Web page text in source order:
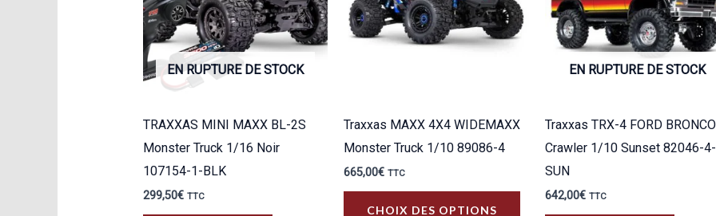
EN RUPTURE DE STOCK
TRAXXAS MINI MAXX BL-2S
Monster Truck 1/16 Noir
107154-1-BLK
299,50€ TTC
Traxxas MAXX 4X4 WIDEMAXX
Monster Truck 1/10 89086-4
665,00€ TTC
CHOIX DES OPTIONS
EN RUPTURE DE STOCK
Traxxas TRX-4 FORD BRONCO
Crawler 1/10 Sunset 82046-4-
SUN
642,00€ TTC